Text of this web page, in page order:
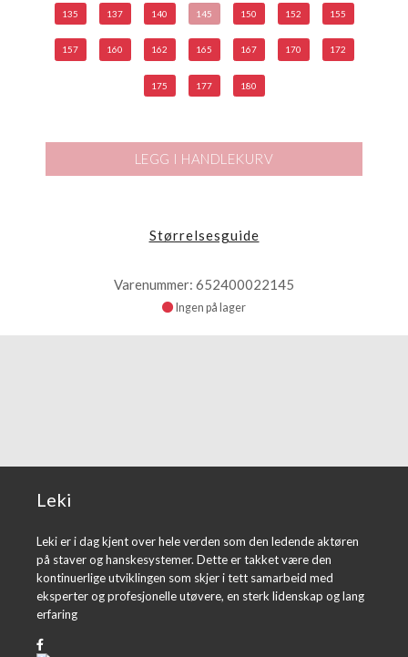
135 137 140 145 150 152 155
157 160 162 165 167 170 172
175 177 180
LEGG I HANDLEKURV
Størrelsesguide
Varenummer: 652400022145
Ingen på lager
Leki
Leki er i dag kjent over hele verden som den ledende aktøren
på staver og hanskesystemer. Dette er takket være den
kontinuerlige utviklingen som skjer i tett samarbeid med
eksperter og profesjonelle utøvere, en sterk lidenskap og lang
erfaring